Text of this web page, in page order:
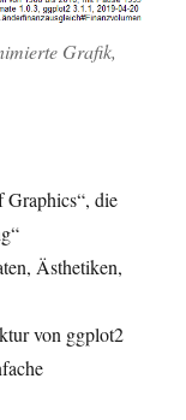
Grafik,
die
Ästhetiken,
von ggplot2